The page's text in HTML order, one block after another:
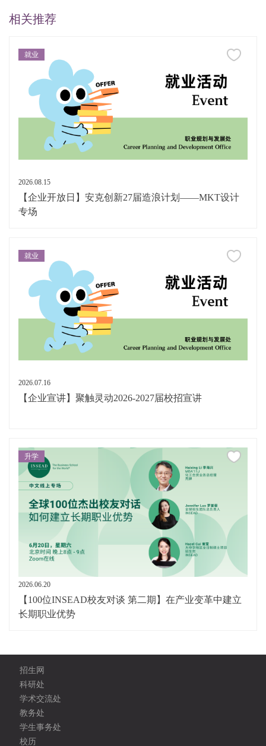
相关推荐
就业
2026.08.15
【企业开放日】安克创新27届造浪计划——MKT设计
专场
就业
2026.07.16
【企业宣讲】聚触灵动2026-2027届校招宣讲
升学
2026.06.20
【100位INSEAD校友对谈 第二期】在产业变革中建立
长期职业优势
招生网
科研处
学术交流处
教务处
学生事务处
校历